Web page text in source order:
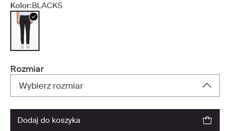
Kolor:BLACKS
Rozmiar
Wybierz rozmiar
dodaj do koszyka